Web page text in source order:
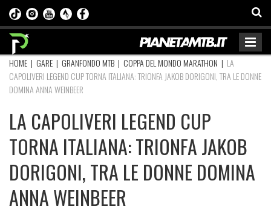
HOME | GARE | GRANFONDO MTB | COPPA DEL MONDO MARATHON | LA
CAPOLIVERI LEGEND CUP TORNA ITALIANA: TRIONFA JAKOB DORIGONI, TRA LE DONNE
DOMINA ANNA WEINBEER
LA CAPOLIVERI LEGEND CUP
TORNA ITALIANA: TRIONFA JAKOB
DORIGONI, TRA LE DONNE DOMINA
ANNA WEINBEER